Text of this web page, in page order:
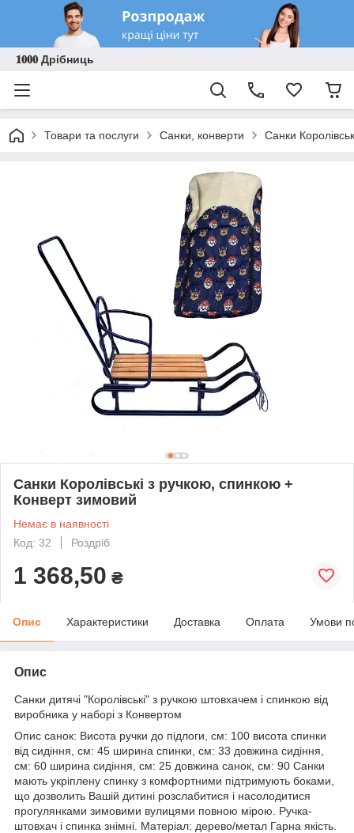
𝟏𝟎𝟎𝟎 Дрібниць
Товари та послуги Санки, конверти Санки
Санки Королівські з ручкою, спинкою +
Конверт зимовий
Немає в наявності
Код: 32
Роздріб
1 368,50 ₴
Опис Характеристики Доставка Оплата Умови
Опис
Санки дитячі "Королівські" з ручкою штовхачем і спинкою від
виробника у наборі з Конвертом
Опис санок: Висота ручки до підлоги, см: 100 висота спинки
від сидіння, см: 45 ширина спинки, см: 33 довжина сидіння,
см: 60 ширина сидіння, см: 25 довжина санок, см: 90 Санки
мають укріплену спинку з комфортними підтримують боками,
що дозволить Вашій дитині розслабитися і насолодитися
прогулянками зимовими вулицями повною мірою. Ручка-
штовхач і спинка знімні. Матеріал: дерево/метал Гарна якість.